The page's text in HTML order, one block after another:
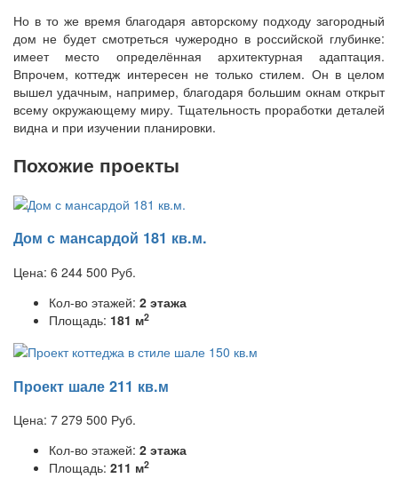
Но в то же время благодаря авторскому подходу загородный
дом не будет смотреться чужеродно в российской глубинке:
имеет место определённая архитектурная адаптация.
Впрочем, коттедж интересен не только стилем. Он в целом
вышел удачным, например, благодаря большим окнам открыт
всему окружающему миру. Тщательность проработки деталей
видна и при изучении планировки.
Похожие проекты
Дом с мансардой 181 кв.м.
Цена: 6 244 500 Руб.
Кол-во этажей: 2 этажа
Площадь: 181 м2
Проект шале 211 кв.м
Цена: 7 279 500 Руб.
Кол-во этажей: 2 этажа
Площадь: 211 м2